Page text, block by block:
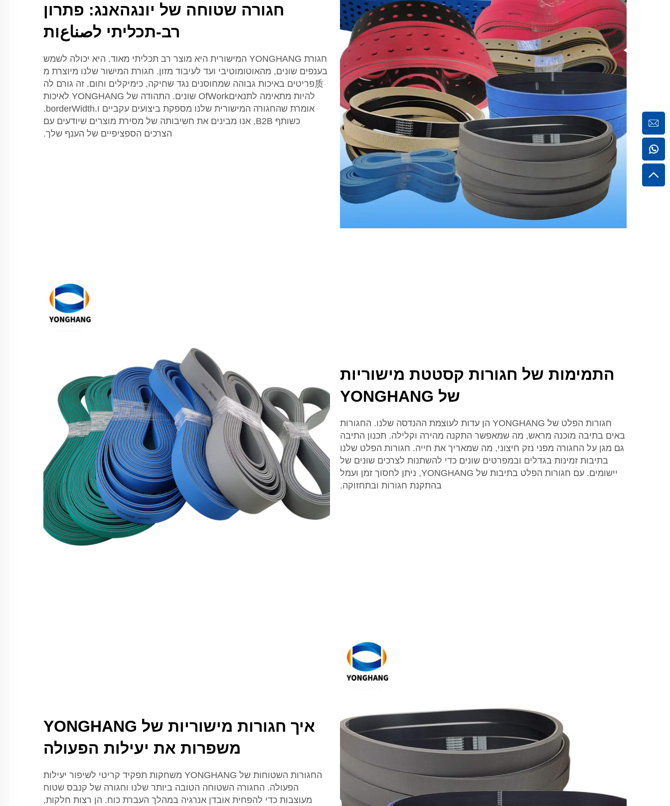
חגורה שטוחה של יונגהאנג: פתרון
רב-תכליתי לصناعות
חגורת YONGHANG המישורית היא מוצר רב תכליתי מאוד. היא יכולה לשמש
בענפים שונים, מהאוטומוטיבי ועד לעיבוד מזון. חגורת המישור שלנו מיוצרת מ
质פריטים באיכות גבוהה שמחוסנים נגד שחיקה, כימיקלים וחום. זה גורם לה
להיות מתאימה לתנאיםOfWork שונים. התהודה של YONGHANG לאיכות
אומרת שהחגורה המישורית שלנו מספקת ביצועים עקביים ו.borderWidth.
כשותף B2B, אנו מבינים את חשיבותה של מסירת מוצרים שיודעים עם
הצרכים הספציפיים של הענף שלך.
התמימות של חגורות קסטטת מישוריות
של YONGHANG
חגורות הפלט של YONGHANG הן עדות לעוצמת ההנדסה שלנו. החגורות
באים בתיבה מוכנה מראש, מה שמאפשר התקנה מהירה וקלילה. תכנון התיבה
גם מגן על החגורה מפני נזק חיצוני, מה שמאריך את חייה. חגורות הפלט שלנו
בתיבות זמינות בגדלים ובמפרטים שונים כדי להשתנות לצרכים שונים של
יישומים. עם חגורות הפלט בתיבות של YONGHANG, ניתן לחסוך זמן ועמל
בהתקנת חגורות ובתחזוקה.
איך חגורות מישוריות של YONGHANG
משפרות את יעילות הפעולה
החגורות השטוחות של YONGHANG משחקות תפקיד קריטי לשיפור יעילות
הפעולה. החגורה השטוחה הטובה ביותר שלנו וחגורה של קנבס שטוח
מעוצבות כדי להפחית אובדן אנרגיה במהלך העברת כוח. הן רצות חלקות,